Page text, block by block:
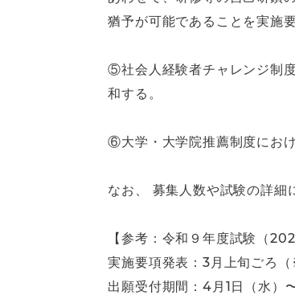
猶予が可能であることを実施
⑤社会人経験者チャレンジ制
和する。
⑥大学・大学院推薦制度にお
なお、 募集人数や試験の詳細
【参考：令和９年度試験（
実施要項発表：3月上旬ごろ
出願受付期間：4月1日（水）